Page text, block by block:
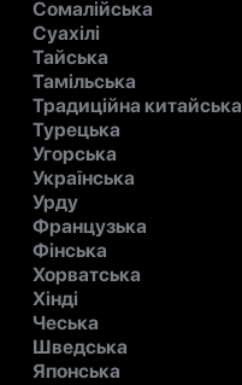
Сомалійська
Суахілі
Тайська
Тамільська
Традиційна китайська
Турецька
Угорська
Українська
Урду
Французька
Фінська
Хорватська
Хінді
Чеська
Шведська
Японська